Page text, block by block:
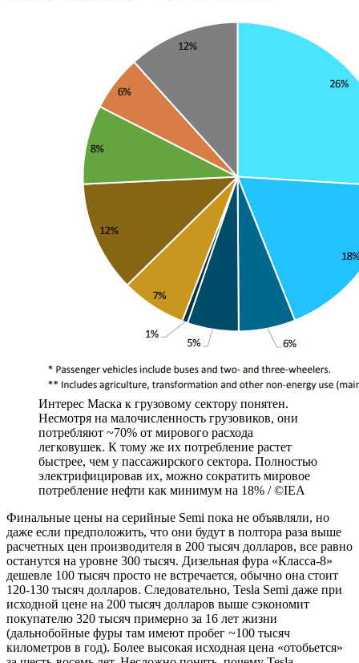
Интерес Маска к грузовому сектору понятен.
Несмотря на малочисленность грузовиков, они
потребляют ~70% от мирового расхода
легковушек. К тому же их потребление растет
быстрее, чем у пассажирского сектора. Полностью
электрифицировав их, можно сократить мировое
потребление нефти как минимум на 18% / ©IEA
Финальные цены на серийные Semi пока не объявляли, но
даже если предположить, что они будут в полтора раза выше
расчетных цен производителя в 200 тысяч долларов, все равно
останутся на уровне 300 тысяч. Дизельная фура «Класса-8»
дешевле 100 тысяч просто не встречается, обычно она стоит
120-130 тысяч долларов. Следовательно, Tesla Semi даже при
исходной цене на 200 тысяч долларов выше сэкономит
покупателю 320 тысяч примерно за 16 лет жизни
(дальнобойные фуры там имеют пробег ~100 тысяч
километров в год). Более высокая исходная цена «отобьется»